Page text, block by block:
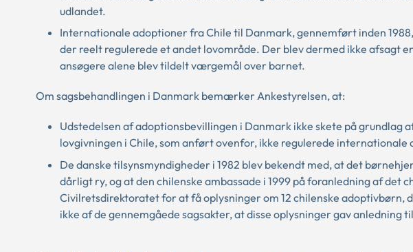
udlandet.
Internationale adoptioner fra Chile til Danmark, gennemført inden
der reelt regulerede et andet lovområde. Der blev dermed ikke afsagt
ansøgere alene blev tildelt værgemål over barnet.
Om sagsbehandlingen i Danmark bemærker Ankestyrelsen, at:
Udstedelsen af adoptionsbevillingen i Danmark ikke skete på grundlag
lovgivningen i Chile, som anført ovenfor, ikke regulerede
De danske tilsynsmyndigheder i 1982 blev bekendt med, at det
dårligt ry, og at den chilenske ambassade i 1999 på foranledning af det
Civilretsdirektoratet for at få oplysninger om 12 chilenske
ikke af de gennemgåede sagsakter, at disse oplysninger gav anledning